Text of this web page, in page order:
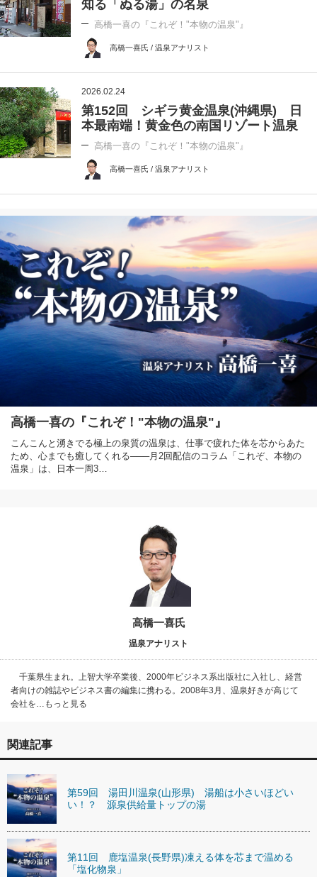
知る「ぬる湯」の名泉
高橋一喜の『これぞ！"本物の温泉"』
高橋一喜氏 / 温泉アナリスト
2026.02.24
第152回 シギラ黄金温泉(沖縄県) 日
本最南端！黄金色の南国リゾート温泉
高橋一喜の『これぞ！"本物の温泉"』
高橋一喜氏 / 温泉アナリスト
高橋一喜の『これぞ！"本物の温泉"』
こんこんと湧きでる極上の泉質の温泉は、仕事で疲れた体を芯からあた
ため、心までも癒してくれる───月2回配信のコラム「これぞ、本物の
温泉」は、日本一周3…
高橋一喜氏
温泉アナリスト
千葉県生まれ。上智大学卒業後、2000年ビジネス系出版社に入社し、経営
者向けの雑誌やビジネス書の編集に携わる。2008年3月、温泉好きが高じて
会社を…もっと見る
関連記事
第59回 湯田川温泉(山形県) 湯船は小さいほどい
い！？ 源泉供給量トップの湯
第11回 鹿塩温泉(長野県)凍える体を芯まで温める
「塩化物泉」